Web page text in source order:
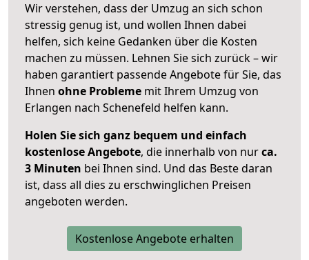
Wir verstehen, dass der Umzug an sich schon
stressig genug ist, und wollen Ihnen dabei
helfen, sich keine Gedanken über die Kosten
machen zu müssen. Lehnen Sie sich zurück – wir
haben garantiert passende Angebote für Sie, das
Ihnen ohne Probleme mit Ihrem Umzug von
Erlangen nach Schenefeld helfen kann.
Holen Sie sich ganz bequem und einfach
kostenlose Angebote, die innerhalb von nurca.
3 Minuten bei Ihnen sind. Und das Beste daran
ist, dass all dies zu erschwinglichen Preisen
angeboten werden.
Kostenlose Angebote erhalten